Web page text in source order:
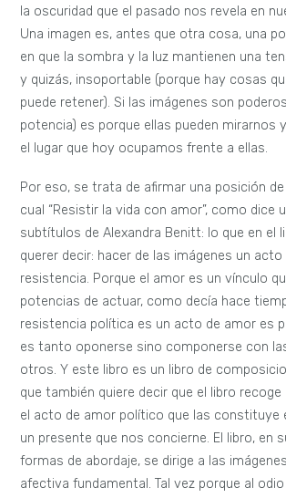
la oscuridad que el pasado nos revela en
Una imagen es, antes que otra cosa, una
en que la sombra y la luz mantienen una
y quizás, insoportable (porque hay cosas
puede retener). Si las imágenes son
potencia) es porque ellas pueden mirarnos
el lugar que hoy ocupamos frente a ellas.
Por eso, se trata de afirmar una posición
cual “Resistir la vida con amor”, como dice
subtítulos de Alexandra Benitt: lo que en el
querer decir: hacer de las imágenes un
resistencia. Porque el amor es un vínculo
potencias de actuar, como decía hace
resistencia política es un acto de amor es
es tanto oponerse sino componerse con
otros. Y este libro es un libro de
que también quiere decir que el libro recoge
el acto de amor político que las constituye
un presente que nos concierne. El libro, en
formas de abordaje, se dirige a las
afectiva fundamental. Tal vez porque al